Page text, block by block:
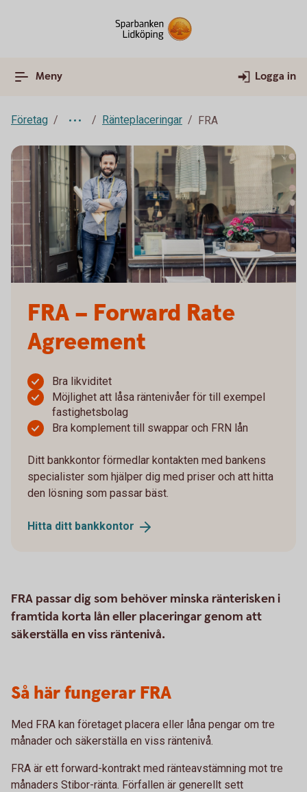
Meny Logga in
Företag Ränteplaceringar FRA
FRA – Forward Rate
Agreement
Bra likviditet
Möjlighet att låsa räntenivåer för till exempel
fastighetsbolag
Bra komplement till swappar och FRN lån
Ditt bankkontor förmedlar kontakten med bankens
specialister som hjälper dig med priser och att hitta
den lösning som passar bäst.
Hitta ditt bankkontor
FRA passar dig som behöver minska ränterisken i
framtida korta lån eller placeringar genom att
säkerställa en viss räntenivå.
Så här fungerar FRA
Med FRA kan företaget placera eller låna pengar om tre
månader och säkerställa en viss räntenivå.
FRA är ett forward-kontrakt med ränteavstämning mot tre
månaders Stibor-ränta. Förfallen är generellt sett